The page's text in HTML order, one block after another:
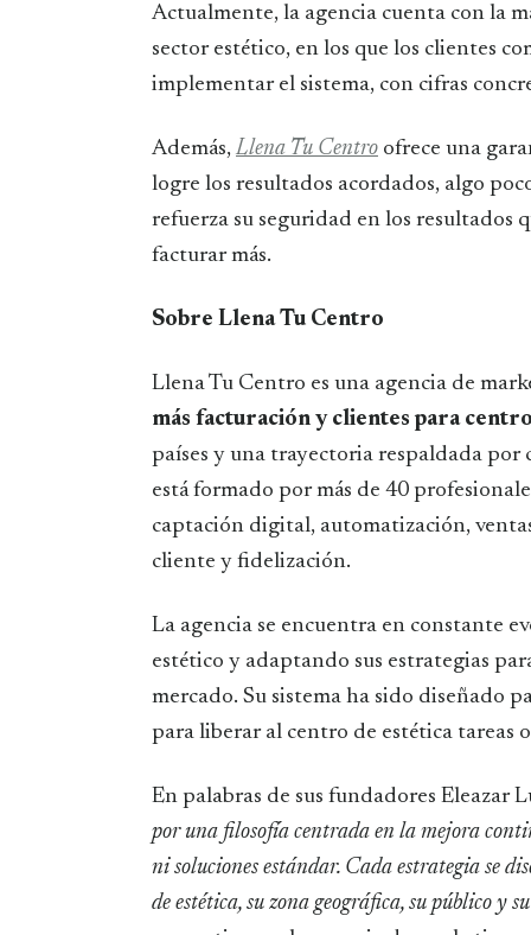
Actualmente, la agencia cuenta con la
sector estético, en los que los clientes
implementar el sistema, con cifras
Además, Llena Tu Centro ofrece una
logre los resultados acordados, algo
refuerza su seguridad en los resultados
facturar más.
Sobre Llena Tu Centro
Llena Tu Centro es una agencia de
más facturación y clientes para
países y una trayectoria respaldada por
está formado por más de 40
captación digital, automatización,
cliente y fidelización.
La agencia se encuentra en constante
estético y adaptando sus estrategias
mercado. Su sistema ha sido diseñado
para liberar al centro de estética tareas
En palabras de sus fundadores Eleazar
por una filosofía centrada en la mejora
ni soluciones estándar. Cada estrategia se
de estética, su zona geográfica, su público y